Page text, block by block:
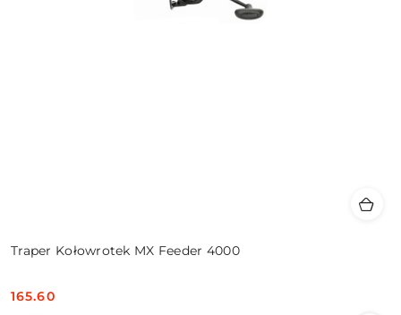
Traper Kołowrotek MX Feeder 4000
Cena:
165.60